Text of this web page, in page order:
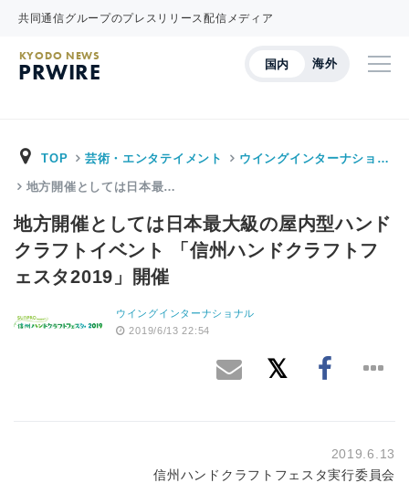
共同通信グループのプレスリリース配信メディア
国内 海外
KYODO NEWS
PRWIRE
TOP 芸術・エンタテイメント ウイングインターナショ…
地方開催としては日本最…
地方開催としては日本最大級の屋内型ハンド
クラフトイベント 「信州ハンドクラフトフ
ェスタ2019」開催
ウイングインターナショナル
2019/6/13 22:54
2019.6.13
信州ハンドクラフトフェスタ実行委員会